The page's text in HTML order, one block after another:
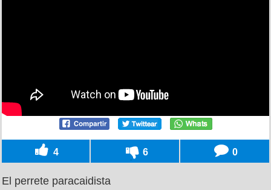
4 6 0
El perrete paracaidista